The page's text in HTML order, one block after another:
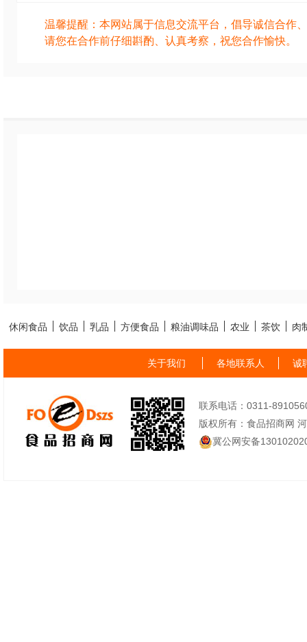
温馨提醒：本网站属于信息交流平台，倡导诚信合作
请您在合作前仔细斟酌、认真考察，祝您合作愉快。
休闲食品 饮品 乳品 方便食品 粮油调味品 农业 茶饮 肉
关于我们 各地联系人 诚
联系电话：0311-
版权所有：食品招商网
冀公网安备